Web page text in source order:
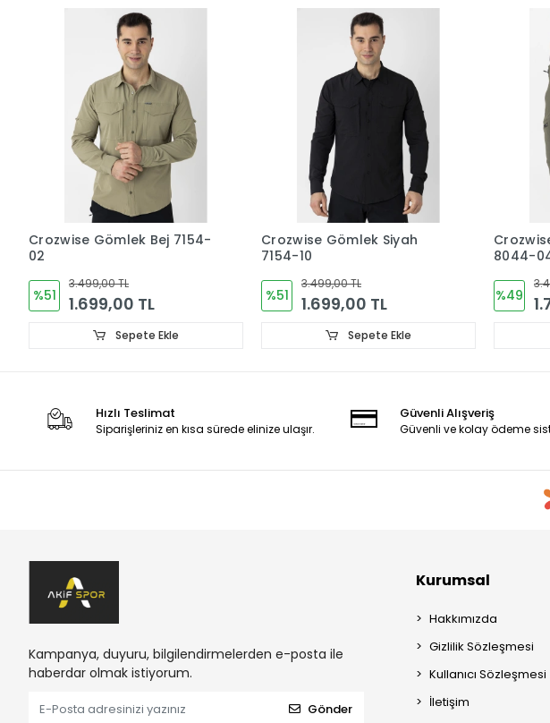
Crozwise Gömlek Bej 7154-
02
%51
3.499,00 TL
1.699,00 TL
Sepete Ekle
Crozwise Gömlek Siyah
7154-10
%51
3.499,00 TL
1.699,00 TL
Sepete Ekle
8044-
%49
Hızlı Teslimat
Siparişleriniz en kısa sürede elinize ulaşır.
Güvenli Alışveriş
Güvenli ve kolay ödeme
Kampanya, duyuru, bilgilendirmelerden e-posta ile
haberdar olmak istiyorum.
Gönder
Kurumsal
Hakkımızda
Gizlilik Sözleşmesi
Kullanıcı Sözleşmesi
İletişim